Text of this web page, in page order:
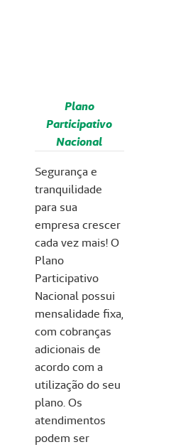
Plano
Participativo
Nacional
Segurança e
tranquilidade
para sua
empresa crescer
cada vez mais! O
Plano
Participativo
Nacional possui
mensalidade fixa,
com cobranças
adicionais de
acordo com a
utilização do seu
plano. Os
atendimentos
podem ser